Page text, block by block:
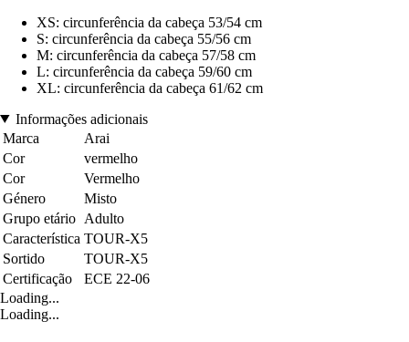
XS: circunferência da cabeça 53/54 cm
S: circunferência da cabeça 55/56 cm
M: circunferência da cabeça 57/58 cm
L: circunferência da cabeça 59/60 cm
XL: circunferência da cabeça 61/62 cm
Informações adicionais
Marca
Arai
Cor
vermelho
Cor
Vermelho
Género
Misto
Grupo etário Adulto
Característica TOUR-X5
Sortido
TOUR-X5
Certificação
ECE 22-06
Loading...
Loading...